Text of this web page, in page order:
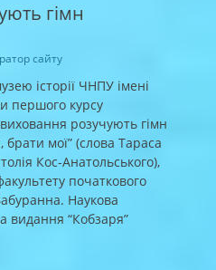
гімн
сайту
історії ЧНПУ імені
першого курсу
розучують гімн
брати мої” (слова Тараса
Кос-Анатольського),
початкового
Наукова
видання “Кобзаря”